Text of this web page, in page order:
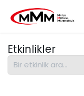
Etkinlikler